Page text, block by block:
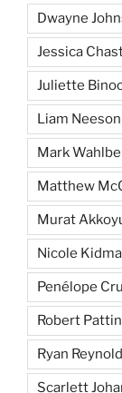
Dwayne
Jessica
Juliette
Liam Neeson
Mark
Matthew
Murat
Nicole
Penélope
Robert
Ryan
Scarlett